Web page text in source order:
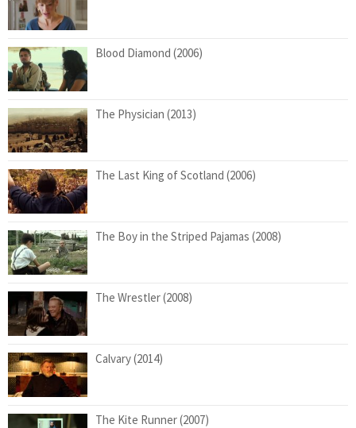
Blood Diamond (2006)
The Physician (2013)
The Last King of Scotland (2006)
The Boy in the Striped Pajamas (2008)
The Wrestler (2008)
Calvary (2014)
The Kite Runner (2007)